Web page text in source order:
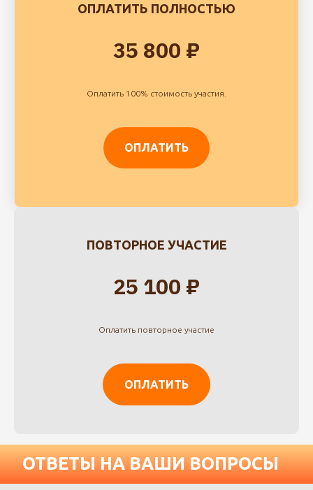
ОПЛАТИТЬ ПОЛНОСТЬЮ
35 800 ₽
Оплатить 100% стоимость участия.
ОПЛАТИТЬ
ПОВТОРНОЕ УЧАСТИЕ
25 100 ₽
Оплатить повторное участие
ОПЛАТИТЬ